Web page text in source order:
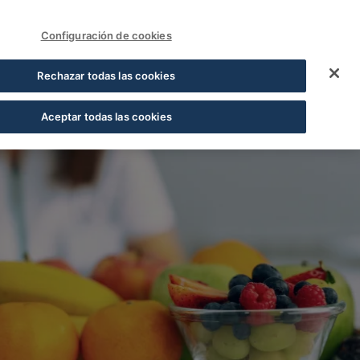
FUNDACIÓN COFARES
Configuración de cookies
Rechazar todas las cookies
Aceptar todas las cookies